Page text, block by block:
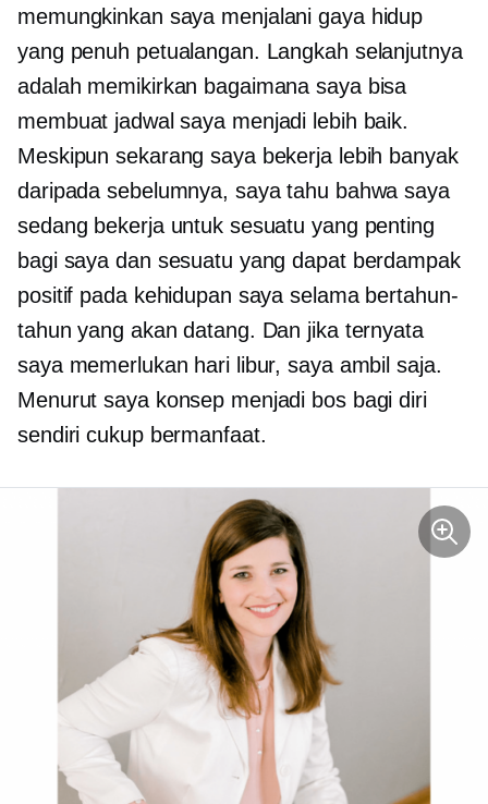
memungkinkan saya menjalani gaya hidup
yang penuh petualangan. Langkah selanjutnya
adalah memikirkan bagaimana saya bisa
membuat jadwal saya menjadi lebih baik.
Meskipun sekarang saya bekerja lebih banyak
daripada sebelumnya, saya tahu bahwa saya
sedang bekerja untuk sesuatu yang penting
bagi saya dan sesuatu yang dapat berdampak
positif pada kehidupan saya selama bertahun-
tahun yang akan datang. Dan jika ternyata
saya memerlukan hari libur, saya ambil saja.
Menurut saya konsep menjadi bos bagi diri
sendiri cukup bermanfaat.